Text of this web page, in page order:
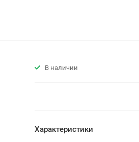
В наличии
Характеристики